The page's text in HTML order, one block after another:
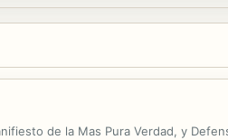
de la Mas Pura Verdad, y